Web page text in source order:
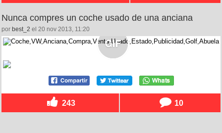
Nunca compres un coche usado de una anciana
por best_2 el 20 nov 2013, 11:20
243 10